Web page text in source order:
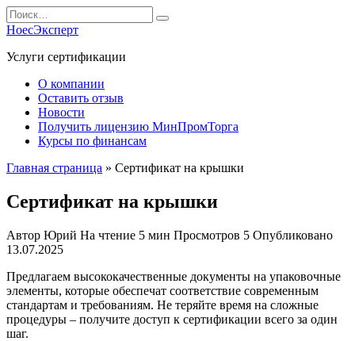
Перейти
к
содержанию
Search
for:
НоесЭксперт
Услуги сертификации
О компании
Оставить отзыв
Новости
Получить лицензию МинПромТорга
Курсы по финансам
Главная страница » Сертификат на крышки
Сертификат на крышки
Автор Юрий На чтение 5 мин Просмотров 5 Опубликовано
13.07.2025
Предлагаем высококачественные документы на упаковочные
элементы, которые обеспечат соответствие современным
стандартам и требованиям. Не теряйте время на сложные
процедуры – получите доступ к сертификации всего за один
шаг.